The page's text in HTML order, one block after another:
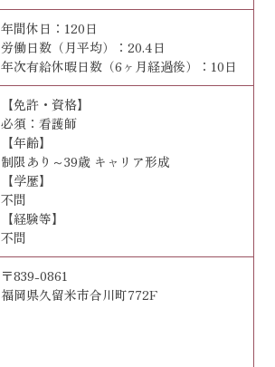
年間休日：120日
労働日数（月平均）：20.4日
年次有給休暇日数（6ヶ月経過後）：10日
【免許・資格】
必須：看護師
【年齢】
制限あり～39歳 キャリア形成
【学歴】
不問
【経験等】
不問
〒839-0861
福岡県久留米市合川町772F